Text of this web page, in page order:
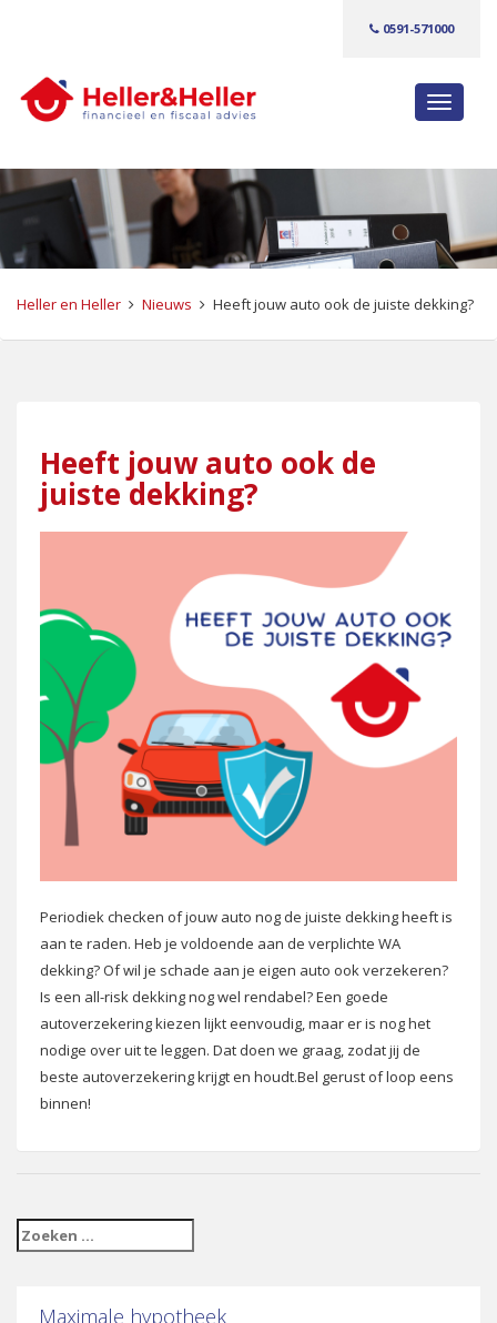
0591-571000
S
k
e
l
v
Heller en Heller Nieuws Heeft jouw auto ook de juiste dekking?
Heeft jouw auto ook de
juiste dekking?
Periodiek checken of jouw auto nog de juiste dekking heeft is
aan te raden. Heb je voldoende aan de verplichte WA
dekking? Of wil je schade aan je eigen auto ook verzekeren?
Is een all-risk dekking nog wel rendabel? Een goede
autoverzekering kiezen lijkt eenvoudig, maar er is nog het
nodige over uit te leggen. Dat doen we graag, zodat jij de
beste autoverzekering krijgt en houdt.Bel gerust of loop eens
binnen!
Maximale hypotheek